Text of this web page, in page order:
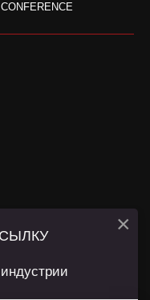
ссылка на
геолокации
×